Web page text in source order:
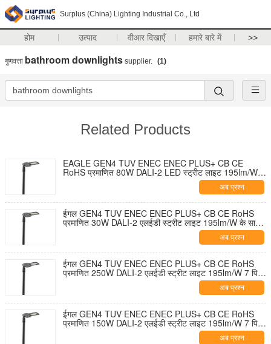
Surplus (China) Lighting Industrial Co., Ltd
होम उत्पाद वीआर दिखाएँ हमारे बारे में >>
गुणवत्ता bathroom downlights supplier. (1)
Related Products
EAGLE GEN4 TUV ENEC ENEC PLUS+ CB CE
RoHS प्रमाणित 80W DALI-2 LED स्ट्रीट लाइट 195lm/W 7
पिन NEMA सॉकेट शॉर्टिंग कैप और 10KV SPD के साथ टूल-फ्री
अब प्रश्न
ईगल GEN4 TUV ENEC ENEC PLUS+ CB CE RoHS
प्रमाणित 30W DALI-2 एलईडी स्ट्रीट लाइट 195lm/W के साथ
7 पिन NEMA सॉकेट शॉर्टिंग कैप और 10KV एसपीडी टूल-फ्री
अब प्रश्न
ईगल GEN4 TUV ENEC ENEC PLUS+ CB CE RoHS
प्रमाणित 250W DALI-2 एलईडी स्ट्रीट लाइट 195lm/W 7 पिन
NEMA सॉकेट शॉर्टिंग कैप और 10KV SPD के साथ टूल-फ्री
अब प्रश्न
ईगल GEN4 TUV ENEC ENEC PLUS+ CB CE RoHS
प्रमाणित 150W DALI-2 एलईडी स्ट्रीट लाइट 195lm/W 7 पिन
NEMA सॉकेट शॉर्टिंग कैप और 10KV SPD के साथ टूल-फ्री
अब प्रश्न